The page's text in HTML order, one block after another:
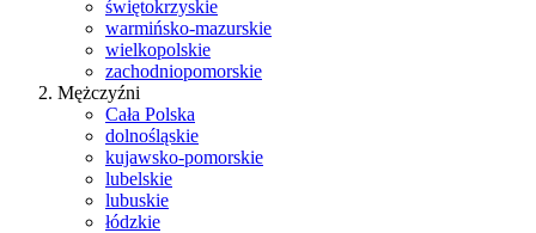
świętokrzyskie
warmińsko-mazurskie
wielkopolskie
zachodniopomorskie
Mężczyźni
Cała Polska
dolnośląskie
kujawsko-pomorskie
lubelskie
lubuskie
łódzkie